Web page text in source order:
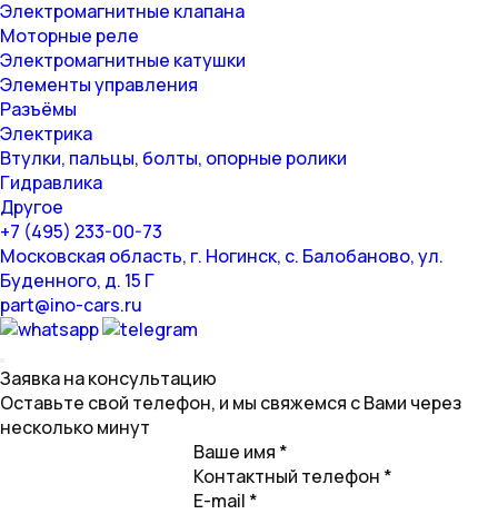
Электромагнитные клапана
Моторные реле
Электромагнитные катушки
Элементы управления
Разъёмы
Электрика
Втулки, пальцы, болты, опорные ролики
Гидравлика
Другое
+7 (495) 233-00-73
Московская область, г. Ногинск, с. Балобаново, ул.
Буденного, д. 15 Г
part@ino-cars.ru
Заявка на консультацию
Оставьте свой телефон, и мы свяжемся с Вами через
несколько минут
Ваше имя *
Контактный телефон *
E-mail *